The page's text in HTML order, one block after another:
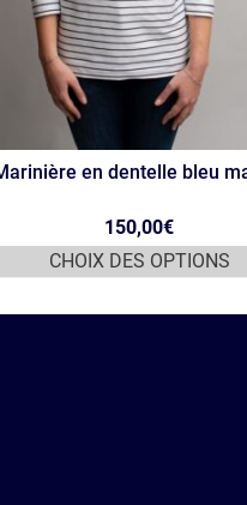
en dentelle bleu
150,00€
CHOIX DES OPTIONS